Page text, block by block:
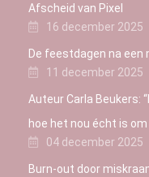
Afscheid van Pixel
16 december 2025
De feestdagen na een
11 december 2025
Auteur Carla Beukers:
hoe het nou écht is
04 december 2025
Burn-out door